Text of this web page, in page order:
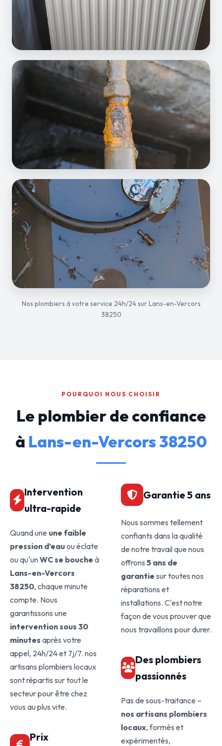
Nos plombiers à votre service 24h/24 sur Lans-en-Vercors
38250
POURQUOI NOUS CHOISIR
Le plombier de confiance
à Lans-en-Vercors 38250
Intervention
ultra-rapide
Quand une une faible
pression d’eauou éclate
ou qu'unWC se bouche à
Lans-en-Vercors
38250, chaque minute
compte. Nous
garantissons une
intervention sous 30
minutes après votre
appel, 24h/24 et 7j/7. nos
artisans plombiers locaux
sont répartis sur tout le
secteur pour être chez
vous au plus vite.
Prix
Garantie 5 ans
Nous sommes tellement
confiants dans la qualité
de notre travail que nous
offrons 5 ans de
garantie sur toutes nos
réparations et
installations. C'est notre
façon de vous prouver que
nous travaillons pour durer.
Des plombiers
passionnés
Pas de sous-traitance –
nos artisans plombiers
locaux, formés et
expérimentés,